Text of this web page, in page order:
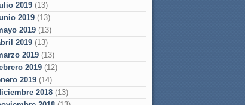
2019 (13)
2019 (13)
2019 (13)
2019 (13)
2019 (13)
2019 (12)
2019 (14)
2018 (13)